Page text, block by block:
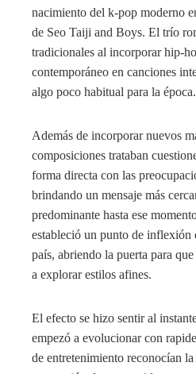
nacimiento del k-pop moderno
de Seo Taiji and Boys. El trío
tradicionales al incorporar hip-
contemporáneo en canciones
algo poco habitual para la época.
Además de incorporar nuevos
composiciones trataban
forma directa con las
brindando un mensaje más
predominante hasta ese
estableció un punto de inflexión
país, abriendo la puerta para
a explorar estilos afines.
El efecto se hizo sentir al
empezó a evolucionar con
de entretenimiento reconocían